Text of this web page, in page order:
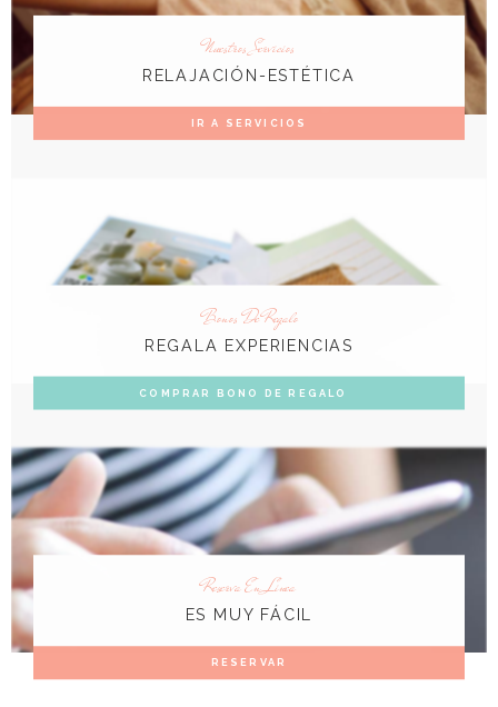
Nuestros Servicios
RELAJACIÓN-ESTÉTICA
IR A SERVICIOS
Bonos De Regalo
REGALA EXPERIENCIAS
COMPRAR BONO DE REGALO
Reserva En Linea
ES MUY FÁCIL
RESERVAR